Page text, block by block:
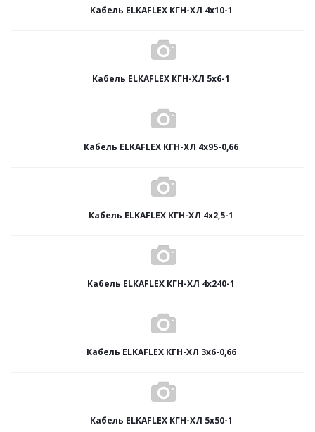
Кабель ELKAFLEX КГН-ХЛ 4x10-1
Кабель ELKAFLEX КГН-ХЛ 5x6-1
Кабель ELKAFLEX КГН-ХЛ 4x95-0,66
Кабель ELKAFLEX КГН-ХЛ 4x2,5-1
Кабель ELKAFLEX КГН-ХЛ 4x240-1
Кабель ELKAFLEX КГН-ХЛ 3x6-0,66
Кабель ELKAFLEX КГН-ХЛ 5x50-1